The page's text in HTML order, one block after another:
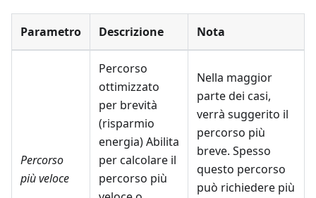
Parametro Descrizione Nota
Percorso
più veloce
Percorso
ottimizzato
per brevità
(risparmio
energia)Abilita
per calcolare il
percorso più
Nella maggior
parte dei casi,
verrà suggerito il
percorso più
breve. Spesso
questo percorso
può richiedere più